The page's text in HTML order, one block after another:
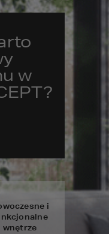
w
i
wnętrze